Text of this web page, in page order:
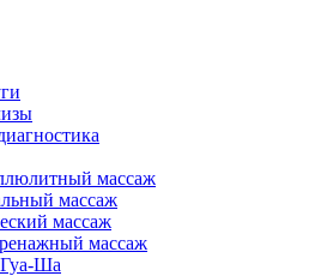
массаж
массаж
массаж
массаж
Ша